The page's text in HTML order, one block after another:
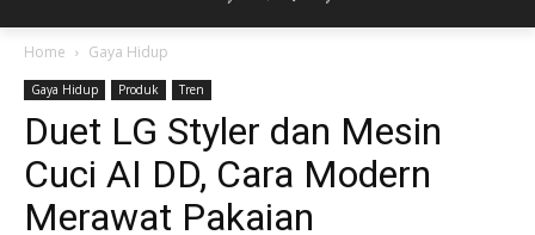
Home Gaya Hidup
Gaya Hidup Produk Tren
Duet LG Styler dan Mesin
Cuci AI DD, Cara Modern
Merawat Pakaian